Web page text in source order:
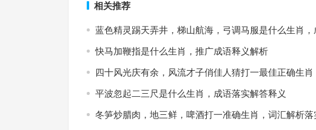
相关推荐
蓝色精灵踢天弄井，梯山航海，弓调马服是什么生肖
快马加鞭指是什么生肖，推广成语释义解析
四十风光庆有余，风流才子俏佳人猜打一最佳正确生
平波忽起二三尺是什么生肖，成语落实解答释义
冬笋炒腊肉，地三鲜，啤酒打一准确生肖，词汇解析落